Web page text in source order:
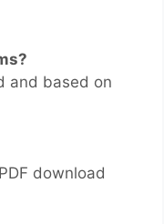
and based on
download